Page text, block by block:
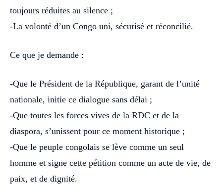
toujours réduites au silence ;
-La volonté d’un Congo uni, sécurisé et réconcilié.
Ce que je demande :
-Que le Président de la République, garant de l’unité
nationale, initie ce dialogue sans délai ;
-Que toutes les forces vives de la RDC et de la
diaspora, s’unissent pour ce moment historique ;
-Que le peuple congolais se lève comme un seul
homme et signe cette pétition comme un acte de vie, de
paix, et de dignité.